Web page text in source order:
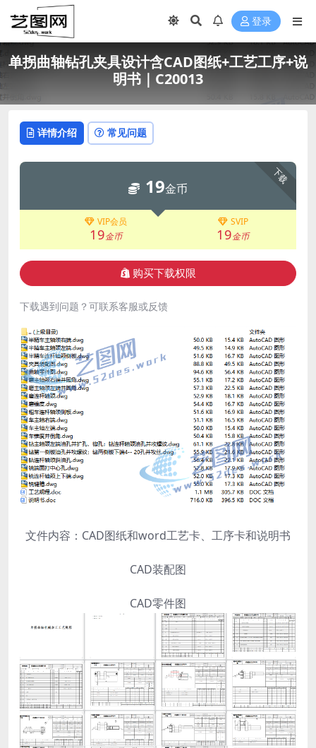
登录
单拐曲轴钻孔夹具设计含CAD图纸+工艺工序+说
明书｜C20013
详情介绍 常见问题
下载
19金币
VIP会员
19金币
SVIP
19金币
购买下载权限
下载遇到问题？可联系客服或反馈
文件内容：CAD图纸和word工艺卡、工序卡和说明书
CAD装配图
CAD零件图